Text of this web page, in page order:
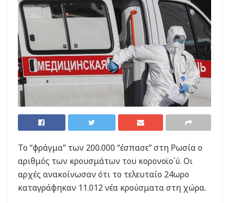
Το “φράγμα” των 200.000 “έσπασε” στη Ρωσία ο
αριθμός των κρουσμάτων του κορονοϊο΄ύ. Οι
αρχές ανακοίνωσαν ότι το τελευταίο 24ωρο
καταγράφηκαν 11.012 νέα κρούσματα στη χώρα.